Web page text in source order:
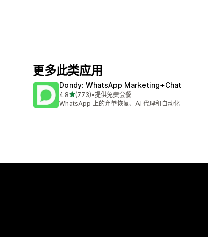
更多此类应用
Dondy: WhatsApp Marketing+Chat
4.8星（满分 5 星）
(773)
总共 773 条评论
•提供免费套餐
WhatsApp 上的弃单恢复、AI 代理和自动化